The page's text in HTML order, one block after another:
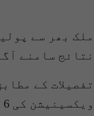
بھر سے
سامنے